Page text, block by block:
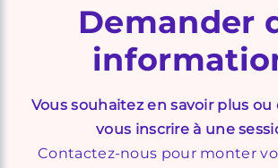
Demander
Vous souhaitez en savoir plus
vous inscrire à une
Contactez-nous pour monter